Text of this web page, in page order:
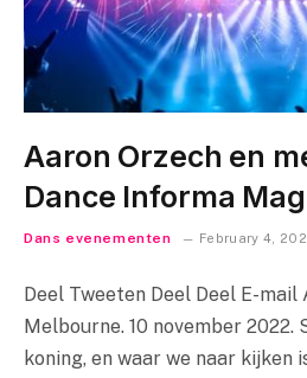
Aaron Orzech en
Dance Informa
Dans evenementen February 4,
Deel Tweeten Deel Deel E-
Melbourne. 10 november 2022.
koning, en waar we naar kijken